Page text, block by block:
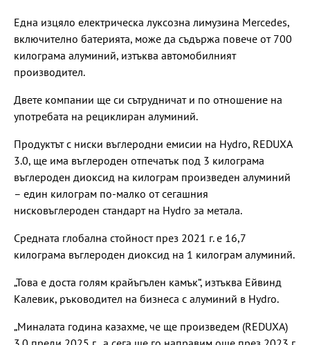
Една изцяло електрическа луксозна лимузина Mercedes,
включително батерията, може да съдържа повече от 700
килограма алуминий, изтъква автомобилният
производител.
Двете компании ще си сътрудничат и по отношение на
употребата на рециклиран алуминий.
Продуктът с ниски въглеродни емисии на Hydro, REDUXA
3.0, ще има въглероден отпечатък под 3 килограма
въглероден диоксид на килограм произведен алуминий
– един килограм по-малко от сегашния
нисковъглероден стандарт на Hydro за метала.
Средната глобална стойност през 2021 г. е 16,7
килограма въглероден диоксид на 1 килограм алуминий.
„Това е доста голям крайъгълен камък“, изтъква Ейвинд
Калевик, ръководител на бизнеса с алуминий в Hydro.
„Миналата година казахме, че ще произведем (REDUXA)